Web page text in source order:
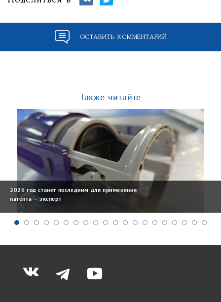
ОСТАВИТЬ КОММЕНТАРИЙ
Также читайте
2026 год станет последним для применения
патента — эксперт